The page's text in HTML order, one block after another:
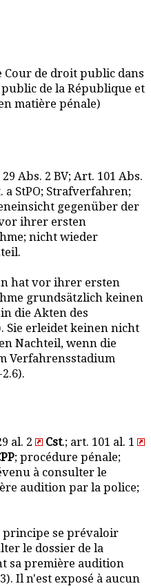
Cour de droit public dans
de la République et
matière pénale)
Abs. 2 BV; Art. 101 Abs.
a StPO; Strafverfahren;
gegenüber der
ihrer ersten
nicht wieder
hat vor ihrer ersten
grundsätzlich keinen
die Akten des
Sie erleidet keinen nicht
Nachteil, wenn die
Verfahrensstadium
al. 2 Cst.; art. 101 al. 1
; procédure pénale;
à consulter le
audition par la police;
principe se prévaloir
le dossier de la
sa première audition
Il n'est exposé à aucun